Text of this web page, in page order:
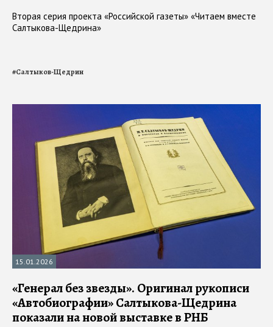
Вторая серия проекта «Российской газеты» «Читаем вместе
Салтыкова-Щедрина»
#Салтыков-Щедрин
15.01.2026
«Генерал без звезды». Оригинал рукописи
«Автобиографии» Салтыкова-Щедрина
показали на новой выставке в РНБ